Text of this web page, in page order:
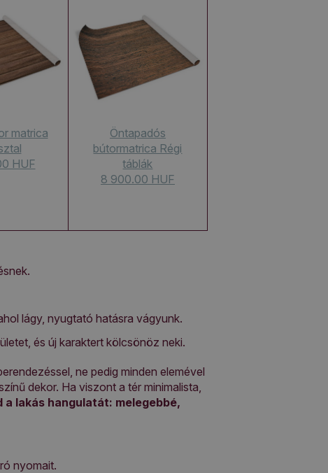
matrica
HUF
Öntapadós
bútormatrica Régi
táblák
8 900.00 HUF
lágy, nyugtató hatásra vágyunk.
és új karaktert kölcsönöz neki.
ne pedig minden elemével
dekor. Ha viszont a tér minimalista,
lakás hangulatát: melegebbé,
nyomait.